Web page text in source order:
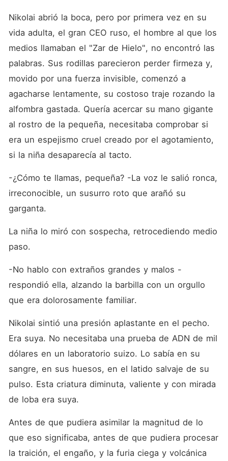
Nikolai abrió la boca, pero por primera vez en su
vida adulta, el gran CEO ruso, el hombre al que los
medios llamaban el "Zar de Hielo", no encontró las
palabras. Sus rodillas parecieron perder firmeza y,
movido por una fuerza invisible, comenzó a
agacharse lentamente, su costoso traje rozando la
alfombra gastada. Quería acercar su mano gigante
al rostro de la pequeña, necesitaba comprobar si
era un espejismo cruel creado por el agotamiento,
si la niña desaparecía al tacto.
-¿Cómo te llamas, pequeña? -La voz le salió ronca,
irreconocible, un susurro roto que arañó su
garganta.
La niña lo miró con sospecha, retrocediendo medio
paso.
-No hablo con extraños grandes y malos -
respondió ella, alzando la barbilla con un orgullo
que era dolorosamente familiar.
Nikolai sintió una presión aplastante en el pecho.
Era suya. No necesitaba una prueba de ADN de mil
dólares en un laboratorio suizo. Lo sabía en su
sangre, en sus huesos, en el latido salvaje de su
pulso. Esta criatura diminuta, valiente y con mirada
de loba era suya.
Antes de que pudiera asimilar la magnitud de lo
que eso significaba, antes de que pudiera procesar
la traición, el engaño, y la furia ciega y volcánica